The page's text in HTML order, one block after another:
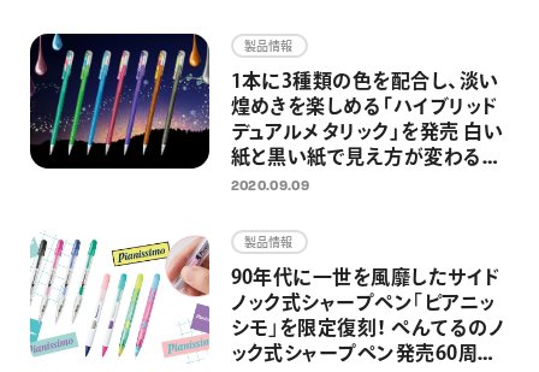
製品情報
1本に3種類の色を配合し、淡い
煌めきを楽しめる「ハイブリッド
デュアルメタリック」を発売 白い
紙と黒い紙で見え方が変わるラ
メペンの限定カラー
2020.09.09
製品情報
90年代に一世を風靡したサイド
ノック式シャープペン｢ピアニッ
シモ｣を限定復刻！ ぺんてるのノ
ック式シャープペン発売60周年